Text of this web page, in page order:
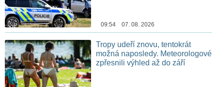
09:54 07. 08. 2026
Tropy udeří znovu, tentokrát
možná naposledy. Meteorologové
zpřesnili výhled až do září